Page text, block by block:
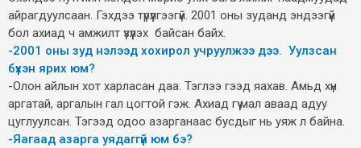
айрагдуулсаан. Гэхдээ түрүүлгээгүй. 2001 оны зуданд эндээгүй
бол ахиад ч амжилт үзүүлэх байсан байх.
-2001 оны зуд нэлээд хохирол учруулжээ дээ. Уулзсан
бүхэн ярих юм?
-Олон айлын хот харласан даа. Тэглээ гээд яахав. Амьд хүн
аргатай, аргалын гал цогтой гэж. Ахиад гүү мал аваад адуу
цуглуулсан. Тэгээд одоо азарганаас бусдыг нь уяж л байна.
-Яагаад азарга уядаггүй юм бэ?